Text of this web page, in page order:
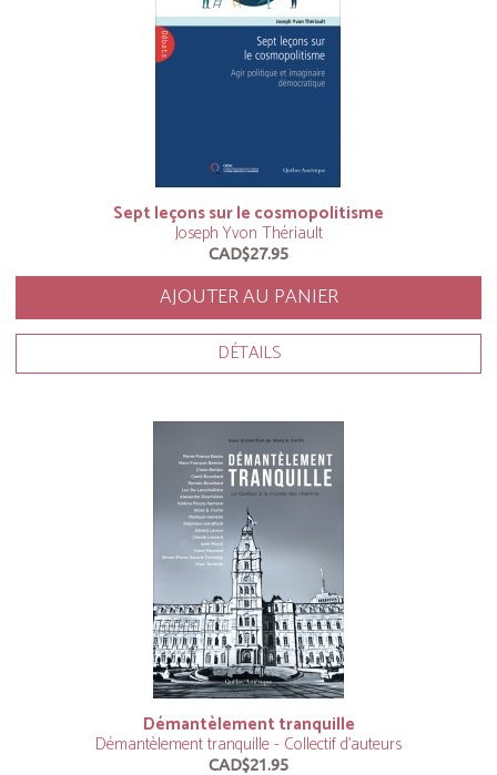
Sept leçons sur le cosmopolitisme
Joseph Yvon Thériault
CAD$27.95
AJOUTER AU PANIER
DÉTAILS
Démantèlement tranquille
Démantèlement tranquille - Collectif d'auteurs
CAD$21.95